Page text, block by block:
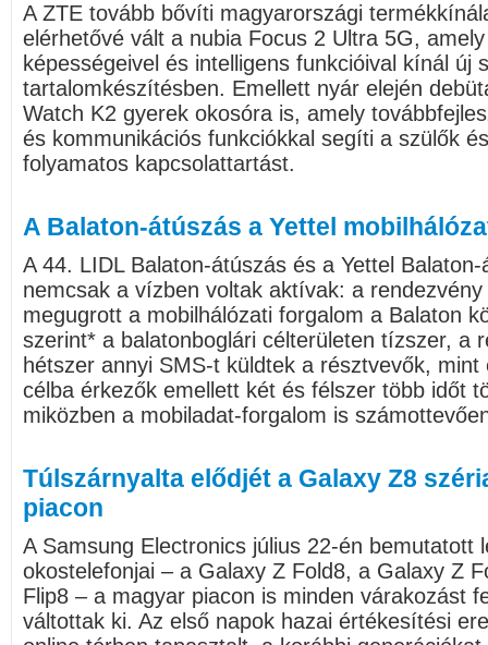
A ZTE tovább bővíti magyarországi
elérhetővé vált a nubia Focus 2 Ultra 5G,
képességeivel és intelligens funkcióival kínál új
tartalomkészítésben. Emellett nyár elején
Watch K2 gyerek okosóra is, amely
és kommunikációs funkciókkal segíti a szülők
folyamatos kapcsolattartást.
A Balaton-átúszás a Yettel
A 44. LIDL Balaton-átúszás és a Yettel
nemcsak a vízben voltak aktívak: a
megugrott a mobilhálózati forgalom a Balaton
szerint* a balatonboglári célterületen tízszer, a
hétszer annyi SMS-t küldtek a résztvevők, mint
célba érkezők emellett két és félszer több időt
miközben a mobiladat-forgalom is
Túlszárnyalta elődjét a Galaxy Z8
piacon
A Samsung Electronics július 22-én bemutatott
okostelefonjai – a Galaxy Z Fold8, a Galaxy Z
Flip8 – a magyar piacon is minden várakozást
váltottak ki. Az első napok hazai értékesítési